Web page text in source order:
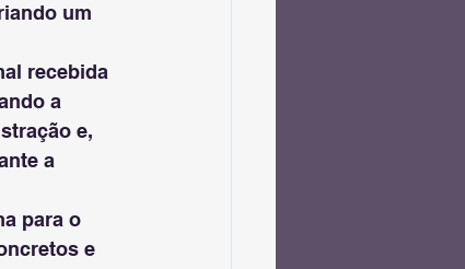
um
recebida
a
e,
a
para o
e